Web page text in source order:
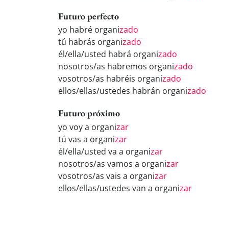
Futuro perfecto
yo habré organizado
tú habrás organizado
él/ella/usted habrá organizado
nosotros/as habremos organizado
vosotros/as habréis organizado
ellos/ellas/ustedes habrán organizado
Futuro próximo
yo voy a organizar
tú vas a organizar
él/ella/usted va a organizar
nosotros/as vamos a organizar
vosotros/as vais a organizar
ellos/ellas/ustedes van a organizar